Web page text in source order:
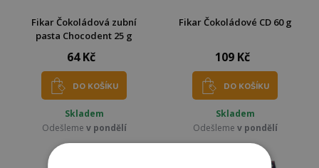
Fikar Čokoládová zubní
pasta Chocodent 25 g
64 Kč
DO KOŠÍKU
Skladem
Odešleme v pondělí
Fikar Čokoládové CD 60 g
109 Kč
DO KOŠÍKU
Skladem
Odešleme v pondělí